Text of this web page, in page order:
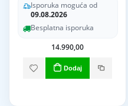
Isporuka moguća od
09.08.2026
Besplatna isporuka
14.990,00
Dodaj